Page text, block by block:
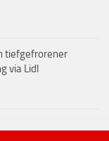
tiefgefrorener
via Lidl